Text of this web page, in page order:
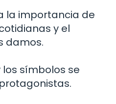
la importancia de
y el
damos.
los símbolos se